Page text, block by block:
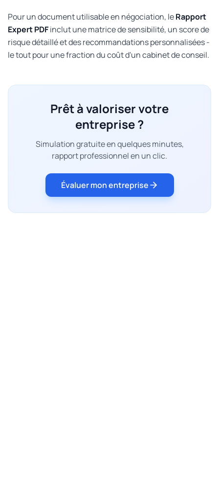
Pour un document utilisable en négociation, leRapport
Expert PDFinclut une matrice de sensibilité, un score de
risque détaillé et des recommandations personnalisées -
le tout pour une fraction du coût d'un cabinet de conseil.
Prêt à valoriser votre
entreprise ?
Simulation gratuite en quelques minutes,
rapport professionnel en un clic.
Évaluer mon entreprise